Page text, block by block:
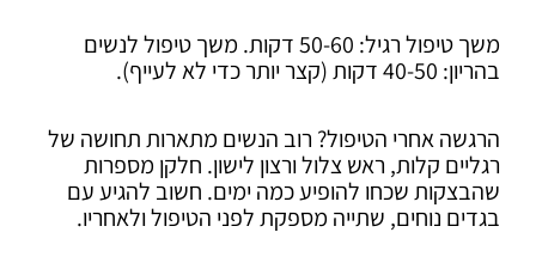
משך טיפול רגיל: 50-60 דקות. משך טיפול לנשים
בהריון: 40-50 דקות (קצר יותר כדי לא לעייף).
הרגשה אחרי הטיפול? רוב הנשים מתארות תחושה של
רגליים קלות, ראש צלול ורצון לישון. חלקן מספרות
שהבצקות שכחו להופיע כמה ימים. חשוב להגיע עם
בגדים נוחים, שתייה מספקת לפני הטיפול ולאחריו.